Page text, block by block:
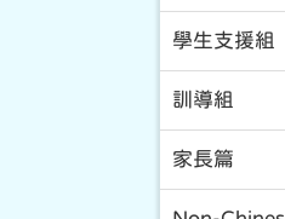
學生支援組
訓導組
家長篇